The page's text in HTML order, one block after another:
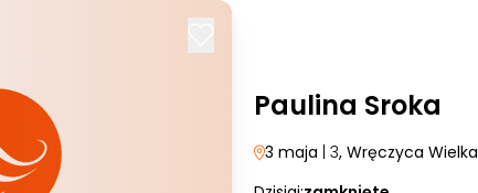
Paulina Sroka
3 maja | 3, Wręczyca Wielka